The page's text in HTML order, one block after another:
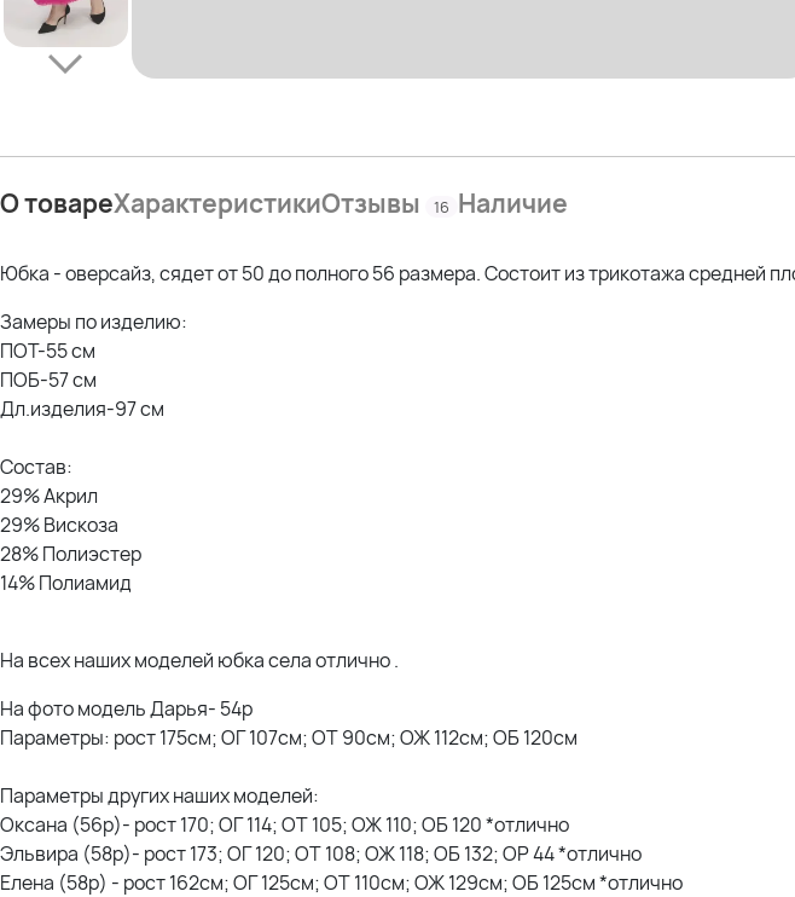
О товареХарактеристикиОтзывы 16 Наличие
Юбка - оверсайз, сядет от 50 до полного 56 размера. Состоит из трикотажа средней
Замеры по изделию:
ПОТ-55 см
ПОБ-57 см
Дл.изделия-97 см
Состав:
29% Акрил
29% Вискоза
28% Полиэстер
14% Полиамид
На всех наших моделей юбка села отлично .
На фото модель Дарья- 54р
Параметры: рост 175см; ОГ 107см; ОТ 90см; ОЖ 112см; ОБ 120см
Параметры других наших моделей:
Оксана (56р)- рост 170; ОГ 114; ОТ 105; ОЖ 110; ОБ 120 *отлично
Эльвира (58р)- рост 173; ОГ 120; ОТ 108; ОЖ 118; ОБ 132; ОР 44 *отлично
Елена (58р) - рост 162см; ОГ 125см; ОТ 110см; ОЖ 129см; ОБ 125см *отлично